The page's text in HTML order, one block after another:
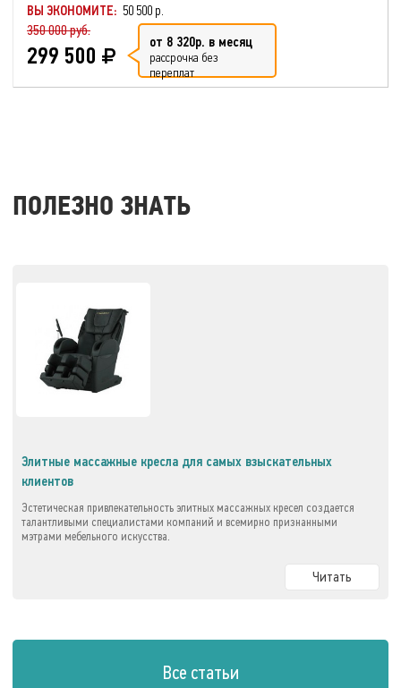
ВЫ ЭКОНОМИТЕ: 50 500 р.
350 000 руб.
299 500 от 8 320р. в месяц
рассрочка без
переплат
ПОЛЕЗНО ЗНАТЬ
Элитные массажные кресла для самых взыскательных
клиентов
Эстетическая привлекательность элитных массажных кресел создается
талантливыми специалистами компаний и всемирно признанными
мэтрами мебельного искусства.
Читать
Все статьи